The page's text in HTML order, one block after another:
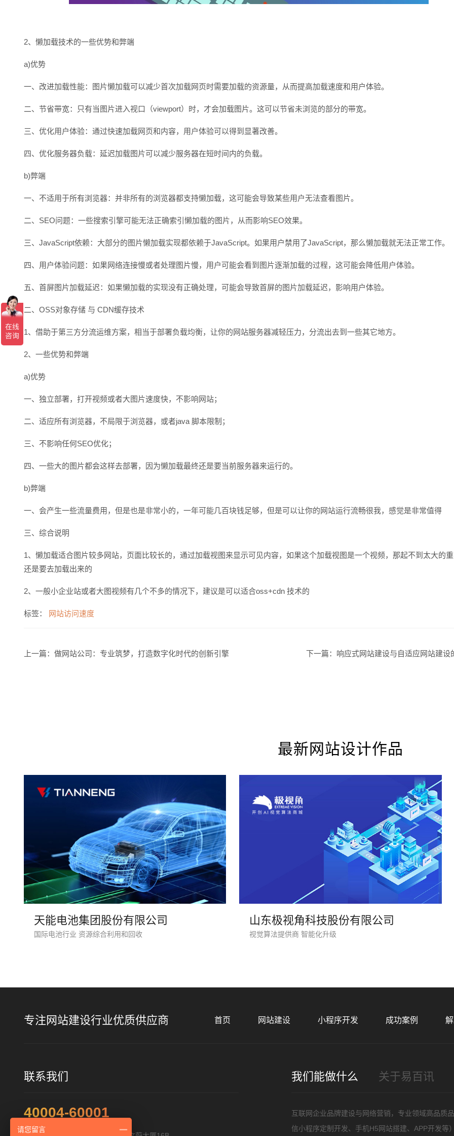
2、懒加载技术的一些优势和弊端
a)优势
一、改进加载性能：图片懒加载可以减少首次加载网页时需要加载的资源量，从而提高加载速度和用户体验。
二、节省带宽：只有当图片进入视口（viewport）时，才会加载图片。这可以节省未浏览的部分的带宽。
三、优化用户体验：通过快速加载网页和内容，用户体验可以得到显著改善。
四、优化服务器负载：延迟加载图片可以减少服务器在短时间内的负载。
b)弊端
一、不适用于所有浏览器：并非所有的浏览器都支持懒加载，这可能会导致某些用户无法查看图片。
二、SEO问题：一些搜索引擎可能无法正确索引懒加载的图片，从而影响SEO效果。
三、JavaScript依赖：大部分的图片懒加载实现都依赖于JavaScript。如果用户禁用了JavaScript，那么懒加载就无法正常工作。
四、用户体验问题：如果网络连接慢或者处理图片慢，用户可能会看到图片逐渐加载的过程，这可能会降低用户体验。
五、首屏图片加载延迟：如果懒加载的实现没有正确处理，可能会导致首屏的图片加载延迟，影响用户体验。
二、OSS对象存储 与 CDN缓存技术
1、借助于第三方分流运维方案，相当于部署负载均衡，让你的网站服务器减轻压力，分流出去到一些其它地方。
2、一些优势和弊端
a)优势
一、独立部署，打开视频或者大图片速度快，不影响网站；
二、适应所有浏览器，不局限于浏览器，或者java 脚本限制；
三、不影响任何SEO优化；
四、一些大的图片都会这样去部署，因为懒加载最终还是要当前服务器来运行的。
b)弊端
一、会产生一些流量费用，但是也是非常小的，一年可能几百块钱足够，但是可以让你的网站运行流畅很我，感觉是非常值得
三、综合说明
1、懒加载适合图片较多网站，页面比较长的，通过加载视图来显示可见内容，如果这个加载视图是一个视频，那起不到太大的重
还是要去加载出来的
2、一般小企业站或者大图视频有几个不多的情况下，建议是可以适合oss+cdn 技术的
标签： 网站访问速度
上一篇：做网站公司：专业筑梦，打造数字化时代的创新引擎 下一篇： 响应式网站建设与自适应网站建设
最新网站设计作品
天能电池集团股份有限公司
国际电池行业 资源综合利用和回收
山东极视角科技股份有限公司
视觉算法提供商 智能化升级
专注网站建设行业优质供应商 首页 网站建设 小程序开发 成功案例
联系我们
40004-60001
我们能做什么 关于易百讯
互联网企业品牌建设与网络营销，专业领域高品质
信小程序定制开发、手机H5网站搭建、APP开发
请您留言